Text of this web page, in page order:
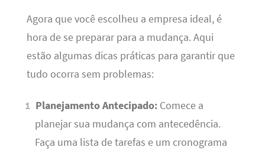
Agora que você escolheu a empresa ideal, é
hora de se preparar para a mudança. Aqui
estão algumas dicas práticas para garantir que
tudo ocorra sem problemas:
Planejamento Antecipado: Comece a
planejar sua mudança com antecedência.
Faça uma lista de tarefas e um cronograma